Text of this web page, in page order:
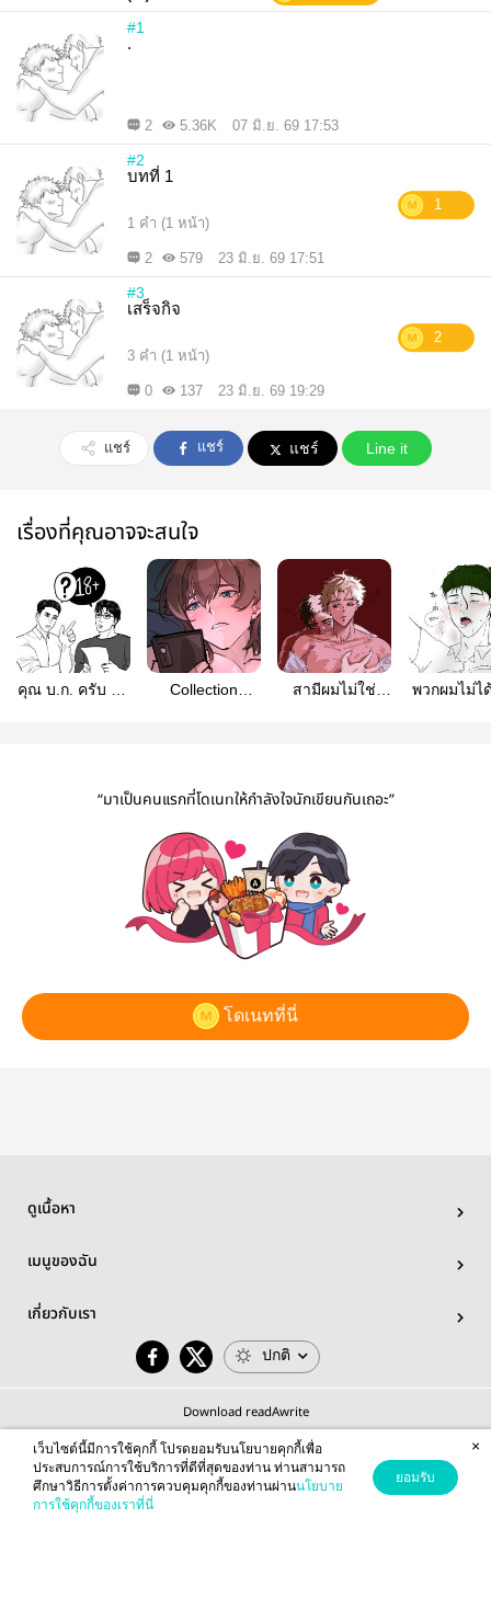
#1
.
2 5.36K 07 มิ.ย. 69 17:53
#2
บทที่ 1
1
1 คำ (1 หน้า)
2 579 23 มิ.ย. 69 17:51
#3
เสร็จกิจ
2
3 คำ (1 หน้า)
0 137 23 มิ.ย. 69 19:29
แชร์ แชร์ แชร์ Line it
เรื่องที่คุณอาจจะสนใจ
คุณ บ.ก. ครับ ผม
Collection
สามีผมไม่ใช่
พวกผมไม่ไ
“มาเป็นคนแรกที่โดเนทให้กำลังใจนักเขียนกันเถอะ”
โดเนทที่นี่
ดูเนื้อหา
เมนูของฉัน
เกี่ยวกับเรา
ปกติ
Download readAwrite
© 2026 readAwrite.com by MEB Corporation Public Company Limited
This site is protected by reCAPTCHA and the Google
เว็บไซต์นี้มีการใช้คุกกี้ โปรดยอมรับนโยบายคุกกี้เพื่อ
ประสบการณ์การใช้บริการที่ดีที่สุดของท่าน ท่านสามารถ
ศึกษาวิธีการตั้งค่าการควบคุมคุกกี้ของท่านผ่านนโยบาย
การใช้คุกกี้ของเราที่นี่
ยอมรับ
×